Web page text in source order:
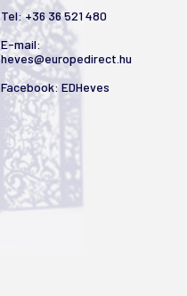
Tel:+36 36 521 480
E-mail:
heves@europedirect.hu
Facebook: EDHeves